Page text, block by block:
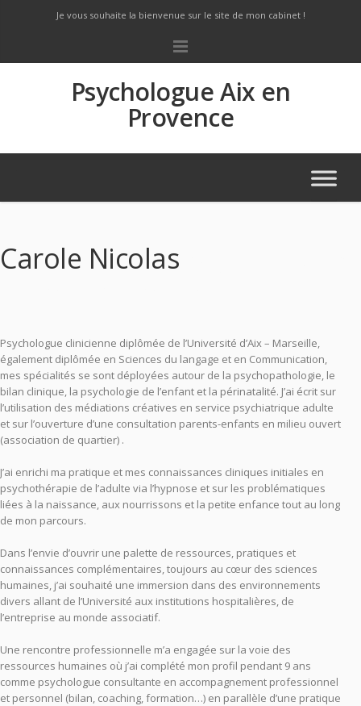
Je vous souhaite la bienvenue sur le site de mon cabinet !
Psychologue Aix en
Provence
Carole Nicolas
Psychologue clinicienne diplômée de l’Université d’Aix – Marseille,
également diplômée en Sciences du langage et en Communication,
mes spécialités se sont déployées autour de la psychopathologie, le
bilan clinique, la psychologie de l’enfant et la périnatalité. J’ai écrit sur
l’utilisation des médiations créatives en service psychiatrique adulte
et sur l’ouverture d’une consultation parents-enfants en milieu ouvert
(association de quartier) .
J’ai enrichi ma pratique et mes connaissances cliniques initiales en
psychothérapie de l’adulte via l’hypnose et sur les problématiques
liées à la naissance, aux nourrissons et la petite enfance tout au long
de mon parcours.
Dans l’envie d’ouvrir une palette de ressources, pratiques et
connaissances complémentaires, toujours au cœur des sciences
humaines, j’ai souhaité une immersion dans des environnements
divers allant de l’Université aux institutions hospitalières, de
l’entreprise au monde associatif.
Une rencontre professionnelle m’a engagée sur la voie des
ressources humaines où j’ai complété mon profil pendant 9 ans
comme psychologue consultante en accompagnement professionnel
et personnel (bilan, coaching, formation…) en parallèle d’une pratique